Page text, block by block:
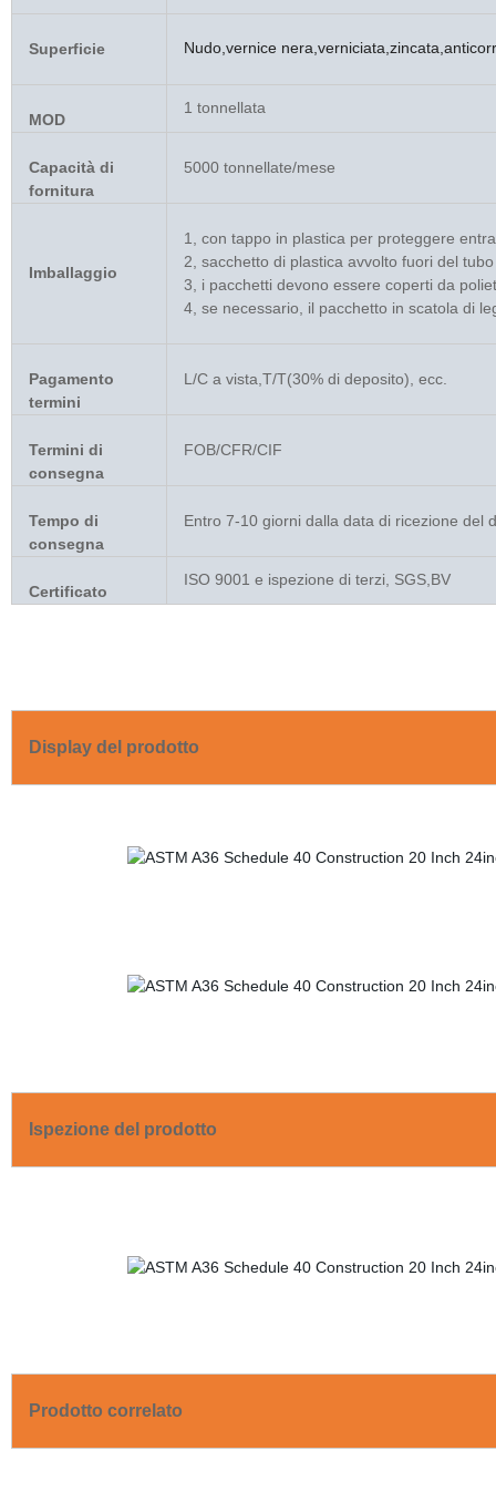
Superficie Nudo,vernice
MOD
1 tonnellata
Capacità di
fornitura
5000 tonnellate/mese
Imballaggio
1, con tappo in plastica per proteggere
2, sacchetto di plastica avvolto fuori del tubo
3, i pacchetti devono essere coperti da
4, se necessario, il pacchetto in scatola di
Pagamento
termini
L/C a vista,T/T(30% di deposito), ecc.
Termini di
consegna
FOB/CFR/CIF
Tempo di
consegna
Entro 7-10 giorni dalla data di ricezione del
Certificato
ISO 9001 e ispezione di terzi, SGS,BV
Display del prodotto
Ispezione del prodotto
Prodotto correlato